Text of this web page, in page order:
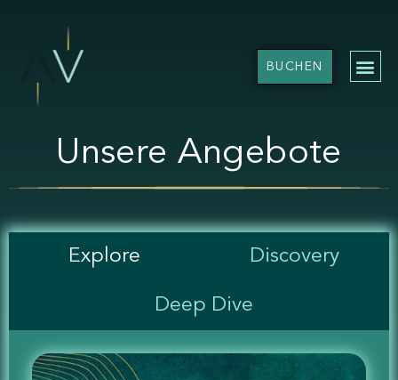
BUCHEN
Unsere Angebote
Explore Discovery
Deep Dive